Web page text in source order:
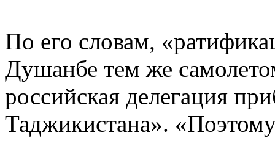
По его словам,
Душанбе тем же
российская делегация
Таджикистана».